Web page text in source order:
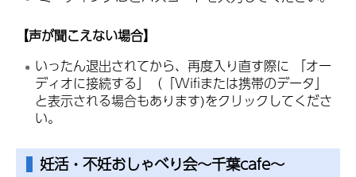
【声が聞こえない場合】
いったん退出されてから、再度入り直す際に 「オー
ディオに接続する」（「Wifiまたは携帯のデータ」
と表示される場合もあります)をクリックしてくださ
い。
妊活・不妊おしゃべり会～千葉cafe～